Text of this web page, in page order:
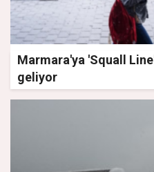
Marmara'ya 'Squall
geliyor